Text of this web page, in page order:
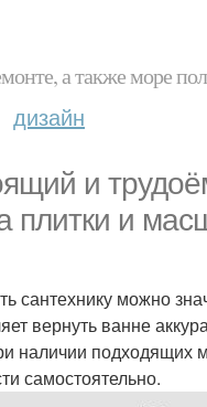
а также море
дизайн
и
плитки и
сантехнику можно
вернуть ванне
наличии подходящих
самостоятельно.